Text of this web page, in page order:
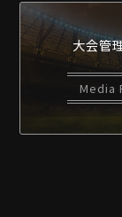
大会管
Media